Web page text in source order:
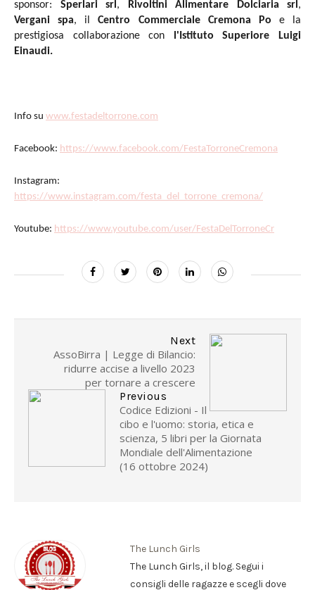
sponsor: Sperlari srl , Rivoltini Alimentare Dolciaria srl ,
Vergani spa, ilCentro Commerciale Cremona Po e la
prestigiosa collaborazione con
l'Istituto Superiore Luigi
Einaudi.
Info su www.festadeltorrone.com
Facebook: https://www.facebook.com/FestaTorroneCremona
Instagram:
https://www.instagram.com/festa_del_torrone_cremona/
Youtube: https://www.youtube.com/user/FestaDelTorroneCr
Next
AssoBirra | Legge di Bilancio:
ridurre accise a livello 2023
per tornare a crescere
Previous
Codice Edizioni - Il
cibo e l'uomo: storia, etica e
scienza, 5 libri per la Giornata
Mondiale dell'Alimentazione
(16 ottobre 2024)
The Lunch Girls
The Lunch Girls, il blog. Segui i
consigli delle ragazze e scegli dove